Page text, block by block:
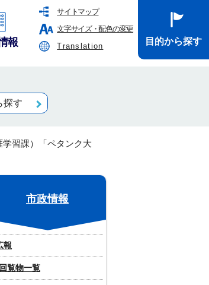
サイトマップ
文字サイズ・配色の変更
Translation
報 目的から探す
探す
習課）「ペタンク大
市政情報
報
回覧物一覧